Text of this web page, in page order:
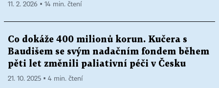
11. 2. 2026 ▪ 14 min. čtení
Co dokáže 400 milionů korun. Kučera s
Baudišem se svým nadačním fondem během
pěti let změnili paliativní péči v Česku
21. 10. 2025 ▪ 4 min. čtení